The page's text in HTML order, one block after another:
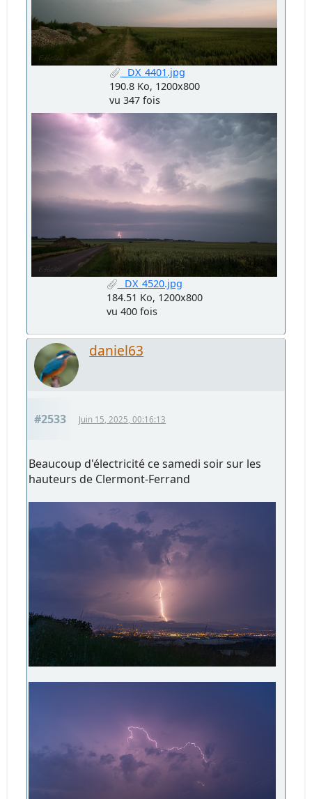
_DX_4401.jpg
190.8 Ko, 1200x800
vu 347 fois
_DX_4520.jpg
184.51 Ko, 1200x800
vu 400 fois
daniel63
#2533 Juin 15, 2025, 00:16:13
Beaucoup d'électricité ce samedi soir sur les
hauteurs de Clermont-Ferrand